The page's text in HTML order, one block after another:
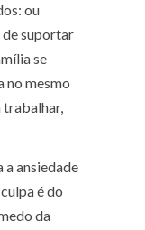
ou
suportar
se
no mesmo
trabalhar,
a ansiedade
é do
da